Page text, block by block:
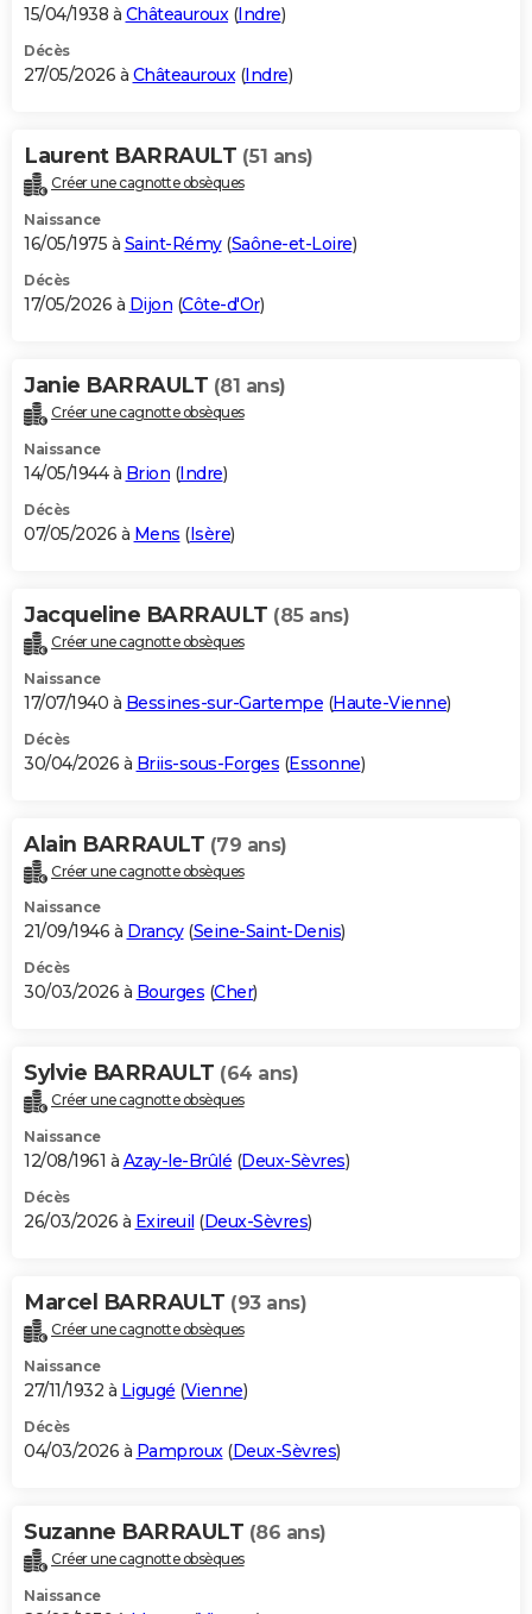
15/04/1938 à Châteauroux(Indre)
Décès
27/05/2026 à Châteauroux(Indre)
Laurent BARRAULT (51 ans)
Créer une cagnotte obsèques
Naissance
16/05/1975 à Saint-Rémy(Saône-et-Loire)
Décès
17/05/2026 à Dijon (Côte-d'Or)
Janie BARRAULT (81 ans)
Créer une cagnotte obsèques
Naissance
14/05/1944 à Brion (Indre)
Décès
07/05/2026 à Mens (Isère)
Jacqueline BARRAULT (85 ans)
Créer une cagnotte obsèques
Naissance
17/07/1940 à Bessines-sur-Gartempe (Haute-Vienne)
Décès
30/04/2026 à Briis-sous-Forges (Essonne)
Alain BARRAULT (79 ans)
Créer une cagnotte obsèques
Naissance
21/09/1946 à Drancy(Seine-Saint-Denis)
Décès
30/03/2026 à Bourges (Cher)
Sylvie BARRAULT (64 ans)
Créer une cagnotte obsèques
Naissance
12/08/1961 à Azay-le-Brûlé (Deux-Sèvres)
Décès
26/03/2026 à Exireuil (Deux-Sèvres)
Marcel BARRAULT (93 ans)
Créer une cagnotte obsèques
Naissance
27/11/1932 à Ligugé (Vienne)
Décès
04/03/2026 à Pamproux(Deux-Sèvres)
Suzanne BARRAULT (86 ans)
Créer une cagnotte obsèques
Naissance